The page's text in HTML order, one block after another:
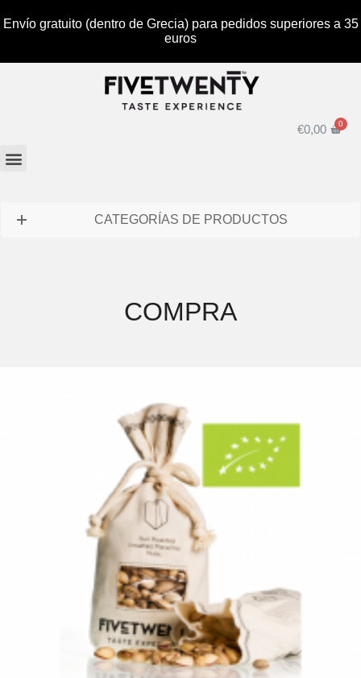
Envío gratuito (dentro de Grecia) para pedidos superiores a 35
euros
€0,00
CATEGORÍAS DE PRODUCTOS
COMPRA